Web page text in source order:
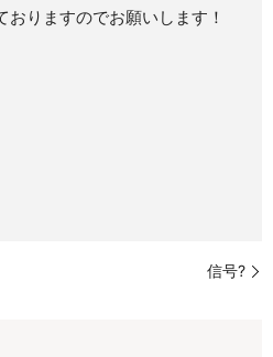
おりますのでお願いします！
信号?